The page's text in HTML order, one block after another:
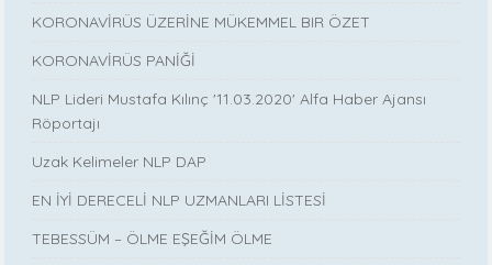
KORONAVİRÜS ÜZERİNE MÜKEMMEL BIR ÖZET
KORONAVİRÜS PANİĞİ
NLP Lideri Mustafa Kılınç '11.03.2020' Alfa Haber Ajansı
Röportajı
Uzak Kelimeler NLP DAP
EN İYİ DERECELİ NLP UZMANLARI LİSTESİ
TEBESSÜM – ÖLME EŞEĞİM ÖLME